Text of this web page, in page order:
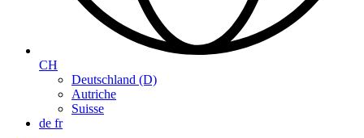
CH
Deutschland (D)
Autriche
Suisse
de fr